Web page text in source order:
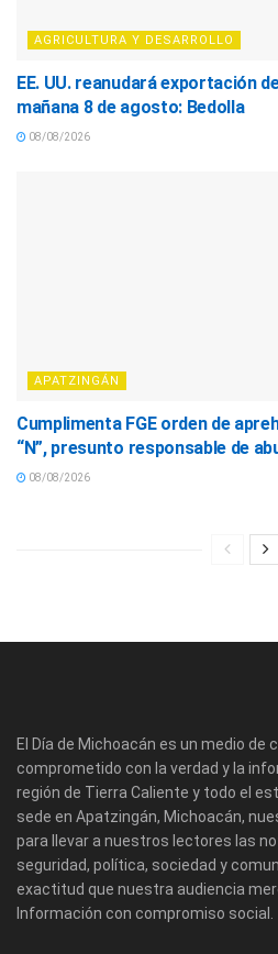
AGRICULTURA Y DESARROLLO
EE. UU. reanudará exportación
mañana 8 de agosto: Bedolla
08/08/2026
APATZINGÁN
Cumplimenta FGE orden de
“N”, presunto responsable de
08/08/2026
El Día de Michoacán es un medio de
comprometido con la verdad y la
región de Tierra Caliente y todo el
sede en Apatzingán, Michoacán,
para llevar a nuestros lectores las
seguridad, política, sociedad y
exactitud que nuestra audiencia
Información con compromiso social.